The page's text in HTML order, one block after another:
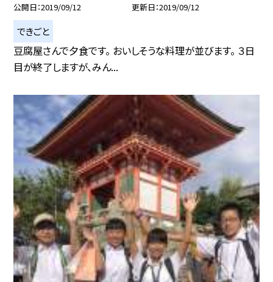
公開日 2019/09/12 更新日 2019/09/12
できごと
豆腐屋さんで夕食です。 おいしそうな料理が並びます。 ３日
目が終了しますが、みん...